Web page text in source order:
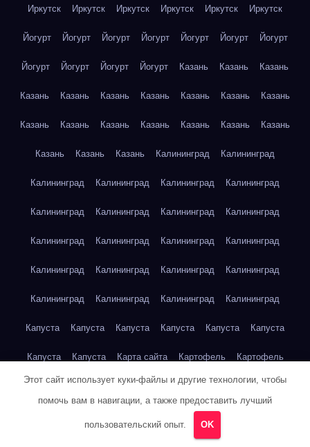
Иркутск Иркутск Иркутск Иркутск Иркутск Иркутск
Йогурт Йогурт Йогурт Йогурт Йогурт Йогурт Йогурт
Йогурт Йогурт Йогурт Йогурт Казань Казань Казань
Казань Казань Казань Казань Казань Казань Казань
Казань Казань Казань Казань Казань Казань Казань
Казань Казань Казань Калининград Калининград
Калининград Калининград Калининград Калининград
Калининград Калининград Калининград Калининград
Калининград Калининград Калининград Калининград
Калининград Калининград Калининград Калининград
Калининград Калининград Калининград Калининград
Капуста Капуста Капуста Капуста Капуста Капуста
Капуста Капуста Карта сайта Картофель Картофель
Картофель Картофель Картофель Картофель
Кейптаун
Этот сайт использует куки-файлы и другие технологии, чтобы
помочь вам в навигации, а также предоставить лучший
пользовательский опыт. OK